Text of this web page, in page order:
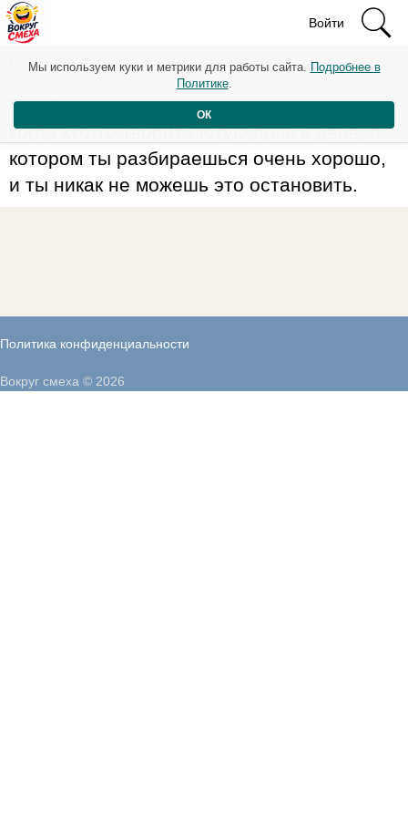
Войти
Рейтинг: 6
Профессиональное подгорание — это
когда кто-то творит лютую дичь в деле, в
котором ты разбираешься очень хорошо,
и ты никак не можешь это остановить.
Политика конфиденциальности
Мы используем куки и метрики для работы сайта. Подробнее в
Политике.
ОК
Вокруг смеха © 2026